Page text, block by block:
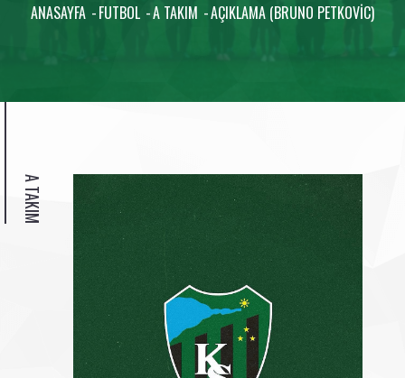
ANASAYFA FUTBOL A TAKIM AÇIKLAMA (BRUNO PETKOVIC)
A TAKIM